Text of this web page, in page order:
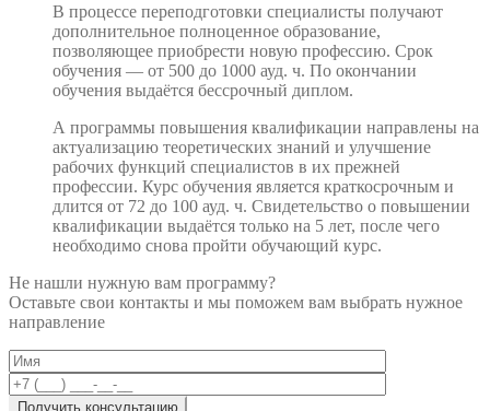
В процессе переподготовки специалисты получают
дополнительное полноценное образование,
позволяющее приобрести новую профессию. Срок
обучения — от 500 до 1000 ауд. ч. По окончании
обучения выдаётся бессрочный диплом.
А программы повышения квалификации направлены на
актуализацию теоретических знаний и улучшение
рабочих функций специалистов в их прежней
профессии. Курс обучения является краткосрочным и
длится от 72 до 100 ауд. ч. Свидетельство о повышении
квалификации выдаётся только на 5 лет, после чего
необходимо снова пройти обучающий курс.
Не нашли нужную вам программу?
Оставьте свои контакты и мы поможем вам выбрать нужное
направление